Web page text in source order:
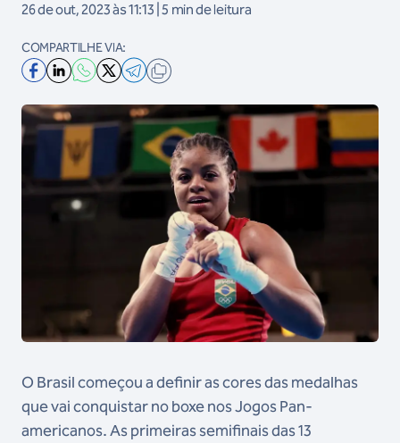
26 de out, 2023 às 11:13 | 5 min de leitura
COMPARTILHE VIA:
O Brasil começou a definir as cores das medalhas
que vai conquistar no boxe nos Jogos Pan-
americanos. As primeiras semifinais das 13